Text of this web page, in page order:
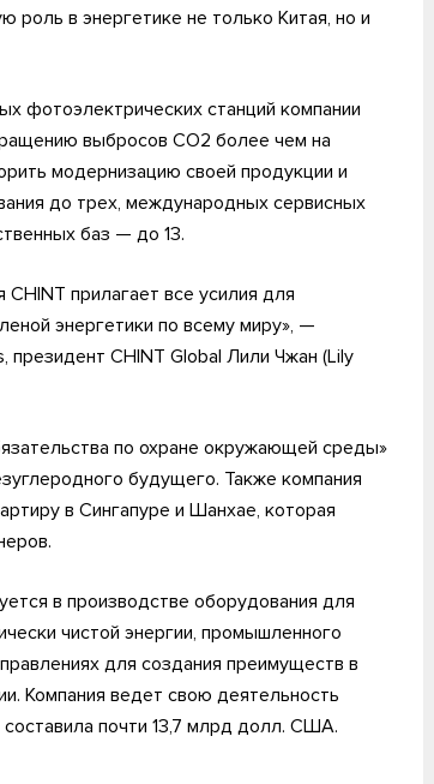
в энергетике не только Китая, но и
фотоэлектрических станций компании
выбросов CO2 более чем на
модернизацию своей продукции и
до трех, международных сервисных
баз — до 13.
прилагает все усилия для
энергетики по всему миру», —
президент CHINT Global Лили Чжан (Lily
по охране окружающей среды»
будущего. Также компания
в Сингапуре и Шанхае, которая
в производстве оборудования для
чистой энергии, промышленного
для создания преимуществ в
Компания ведет свою деятельность
почти 13,7 млрд долл. США.